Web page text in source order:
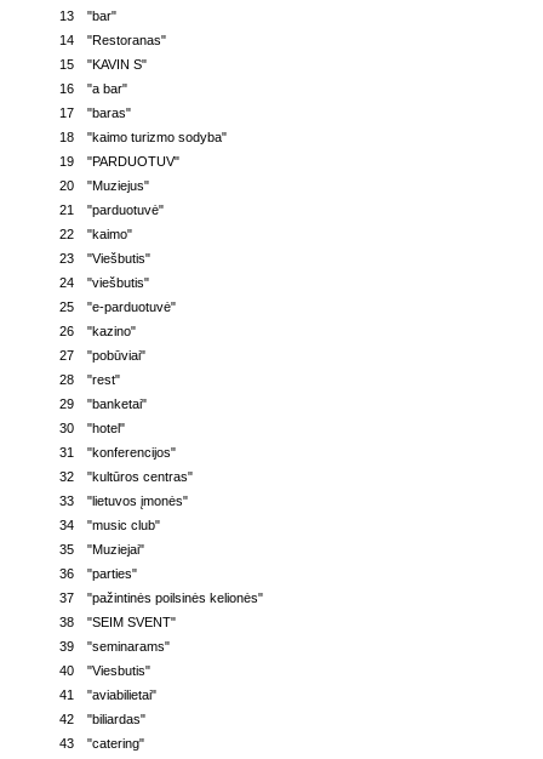
13
"bar"
14
"Restoranas"
15
"KAVIN S"
16
"a bar"
17
"baras"
18
"kaimo turizmo sodyba"
19
"PARDUOTUV"
20
"Muziejus"
21
"parduotuvė"
22
"kaimo"
23
"Viešbutis"
24
"viešbutis"
25
"e-parduotuvė"
26
"kazino"
27
"pobūviai"
28
"rest"
29
"banketai"
30
"hotel"
31
"konferencijos"
32
"kultūros centras"
33
"lietuvos įmonės"
34
"music club"
35
"Muziejai"
36
"parties"
37
"pažintinės poilsinės kelionės"
38
"SEIM SVENT"
39
"seminarams"
40
"Viesbutis"
41
"aviabilietai"
42
"biliardas"
43
"catering"